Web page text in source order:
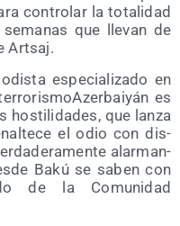
con­tro­lar la tota­li­dad
que lle­van de
Artsaj.
espe­cia­li­za­do en
es
hos­ti­li­da­des, que lan­za
el odio con dis­
alar­man­
Bakú se saben con
de la Comu­ni­dad